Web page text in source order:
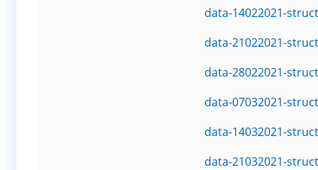
data-14022021-
data-21022021-
data-28022021-
data-07032021-
data-14032021-
data-21032021-